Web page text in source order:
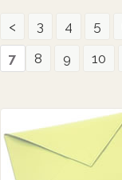
< 3 4 5
7
8 9 10